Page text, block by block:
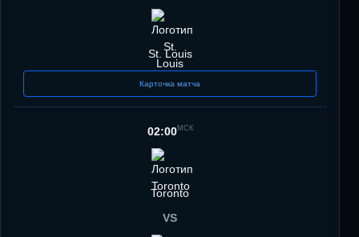
St. Louis
Карточка матча
02:00МСК
Toronto
VS